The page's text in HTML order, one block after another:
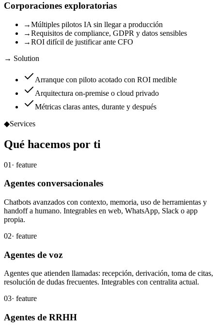
Corporaciones exploratorias
→Múltiples pilotos IA sin llegar a producción
→Requisitos de compliance, GDPR y datos sensibles
→ROI difícil de justificar ante CFO
→ Solution
Arranque con piloto acotado con ROI medible
Arquitectura on-premise o cloud privado
Métricas claras antes, durante y después
◆Services
Qué hacemos por ti
01 · feature
Agentes conversacionales
Chatbots avanzados con contexto, memoria, uso de herramientas y
handoff a humano. Integrables en web, WhatsApp, Slack o app
propia.
02· feature
Agentes de voz
Agentes que atienden llamadas: recepción, derivación, toma de citas,
resolución de dudas frecuentes. Integrables con centralita actual.
03· feature
Agentes de RRHH